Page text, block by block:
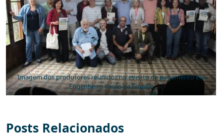
Imagem dos produtores reunidos no evento de pagamento em
Engenheiro Paulo de Frontin
Posts Relacionados